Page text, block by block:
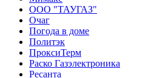
ООО "ТАУГАЗ"
Очаг
Погода в доме
Политэк
ПроксиТерм
Раско Газэлектроника
Ресанта